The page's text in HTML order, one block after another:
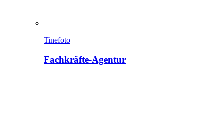
Tinefoto
Fachkräfte-Agentur